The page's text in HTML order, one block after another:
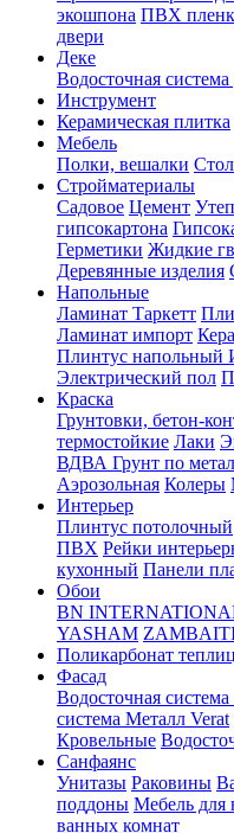
экошпона ПВХ
двери
Деке
Водосточная
Инструмент
Керамическая плитка
Мебель
Полки, вешалки
Стройматериалы
Садовое Цемент
гипсокартона
Герметики Жидкие
Деревянные изделия
Напольные
Ламинат Таркетт
Ламинат импорт
Плинтус напольный
Электрический пол
Краска
Грунтовки, бетон-
термостойкие Лаки
ВДВА Грунт по
Аэрозольная Колеры
Интерьер
Плинтус потолочный
ПВХ Рейки
кухонный Панели
Обои
BN
YASHAM
Поликарбонат
Фасад
Водосточная
система Металл Verat
Кровельные
Санфаянс
Унитазы Раковины
поддоны Мебель для
ванных комнат